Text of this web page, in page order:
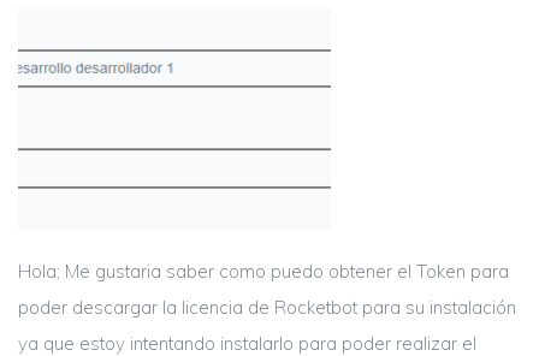
Hola; Me gustaria saber como puedo obtener el Token para
poder descargar la licencia de Rocketbot para su instalación
ya que estoy intentando instalarlo para poder realizar el